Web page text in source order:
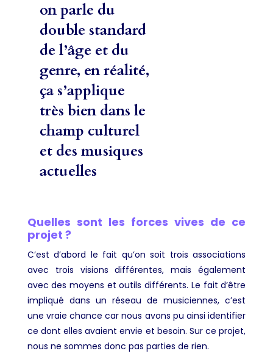
on parle du
double standard
de l’âge et du
genre, en réalité,
ça s’applique
très bien dans le
champ culturel
et des musiques
actuelles
Quelles sont les forces vives de ce
projet ?
C’est d’abord le fait qu’on soit trois associations
avec trois visions différentes, mais également
avec des moyens et outils différents. Le fait d’être
impliqué dans un réseau de musiciennes, c’est
une vraie chance car nous avons pu ainsi identifier
ce dont elles avaient envie et besoin. Sur ce projet,
nous ne sommes donc pas parties de rien.